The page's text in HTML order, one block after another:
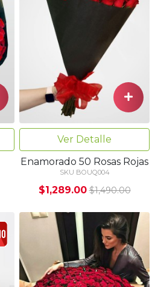
Ver Detalle
Enamorado 50 Rosas Rojas
SKU BOUQ004
$1,289.00 $1,490.00